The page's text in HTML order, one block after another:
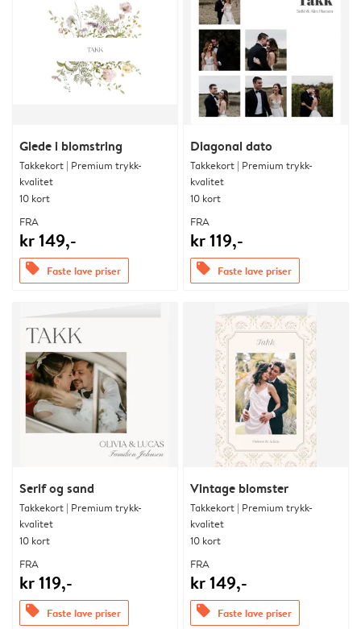
Glede i blomstring
Takkekort | Premium trykk-
kvalitet
10 kort
FRA
kr 149,-
offers Faste lave priser
Diagonal dato
Takkekort | Premium trykk-
kvalitet
10 kort
FRA
kr 119,-
offers Faste lave priser
Serif og sand
Takkekort | Premium trykk-
kvalitet
10 kort
FRA
kr 119,-
offers Faste lave priser
Vintage blomster
Takkekort | Premium trykk-
kvalitet
10 kort
FRA
kr 149,-
offers Faste lave priser